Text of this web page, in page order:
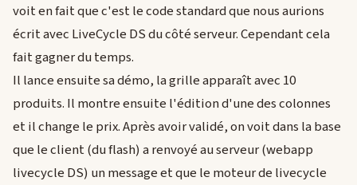
voit en fait que c'est le code standard que nous aurions
écrit avec LiveCycle DS du côté serveur. Cependant cela
fait gagner du temps.
Il lance ensuite sa démo, la grille apparaît avec 10
produits. Il montre ensuite l'édition d'une des colonnes
et il change le prix. Après avoir validé, on voit dans la base
que le client (du flash) a renvoyé au serveur (webapp
livecycle DS) un message et que le moteur de livecycle